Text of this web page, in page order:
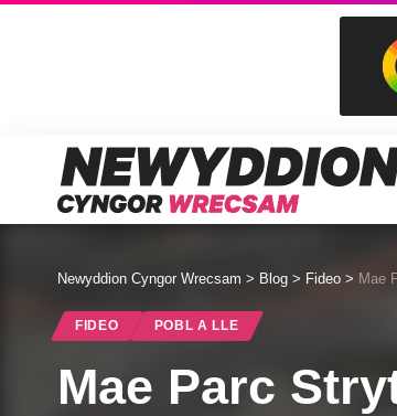
Newyddion Cyngor Wrecsam > Blog > Fideo > Mae
FIDEO POBL A LLE
Mae Parc